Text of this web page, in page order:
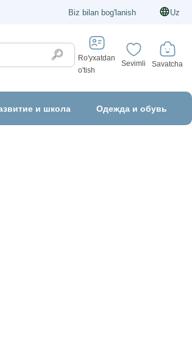
Biz bilan bog'lanish Uz
Ro'yxatdan
o'tish
Sevimli Savatcha
и школа Одежда и обувь